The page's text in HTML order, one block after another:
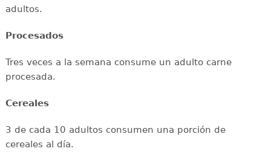
adultos.
Procesados
Tres veces a la semana consume un adulto carne
procesada.
Cereales
3 de cada 10 adultos consumen una porción de
cereales al día.